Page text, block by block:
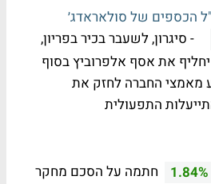
הכספים של סולאראדג׳
- סיגרון, לשעבר בכיר בפריון,
את אסף אלפרוביץ בסוף
מאמצי החברה לחזק את
התפעולית
1.84%
חתמה על הסכם מחקר